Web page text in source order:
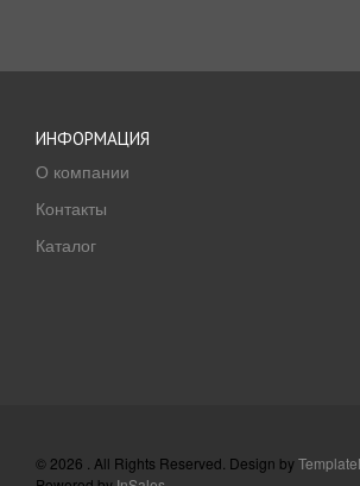
ИНФОРМАЦИЯ
О компании
Контакты
Каталог
© 2026 . All Rights Reserved. Design by